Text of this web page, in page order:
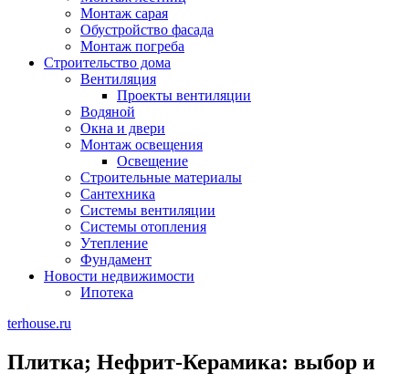
Монтаж сарая
Обустройство фасада
Монтаж погреба
Строительство дома
Вентиляция
Проекты вентиляции
Водяной
Окна и двери
Монтаж освещения
Освещение
Строительные материалы
Сантехника
Системы вентиляции
Системы отопления
Утепление
Фундамент
Новости недвижимости
Ипотека
terhouse.ru
Плитка; Нефрит-Керамика: выбор и